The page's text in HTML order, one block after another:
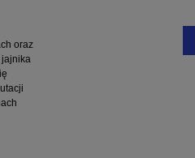
oraz
jajnika